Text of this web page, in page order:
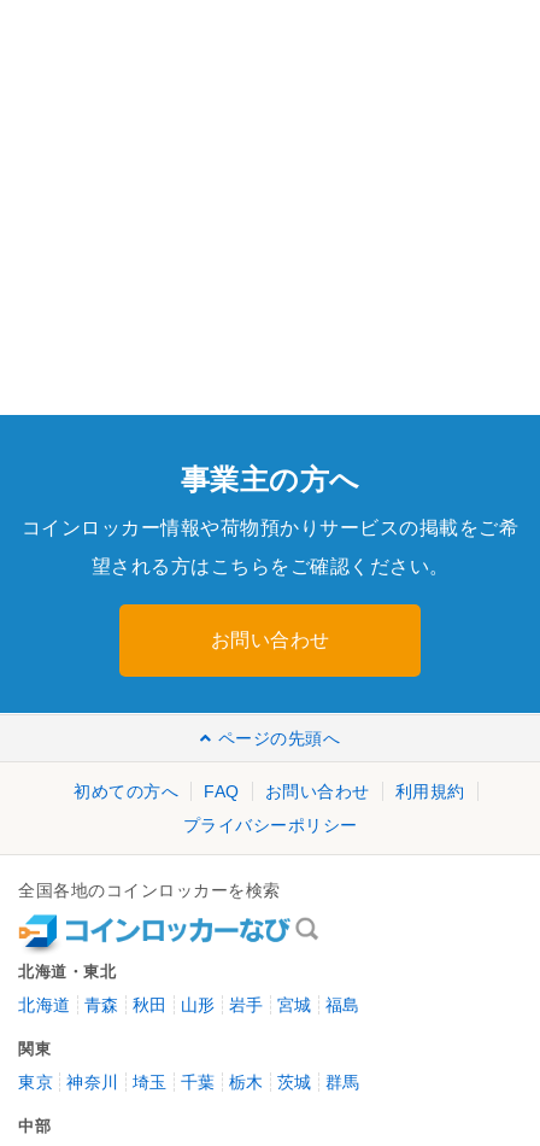
事業主の方へ
コインロッカー情報や荷物預かりサービスの掲載をご希
望される方はこちらをご確認ください。
お問い合わせ
ページの先頭へ
初めての方へ FAQ お問い合わせ
利用規約
プライバシーポリシー
全国各地のコインロッカーを検索
北海道・東北
北海道 青森 秋田 山形 岩手 宮城 福島
関東
東京 神奈川 埼玉 千葉 栃木 茨城 群馬
中部